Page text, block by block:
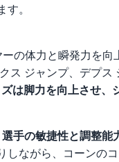
。
の体力と瞬発力を向
ス ジャンプ、デプ
は脚力を向上させ
手の敏捷性と調整能
しながら、コーンの